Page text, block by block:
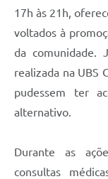
17h às 21h,
voltados à
da comunidade.
realizada na UBS
pudessem ter
alternativo.
Durante as
consultas